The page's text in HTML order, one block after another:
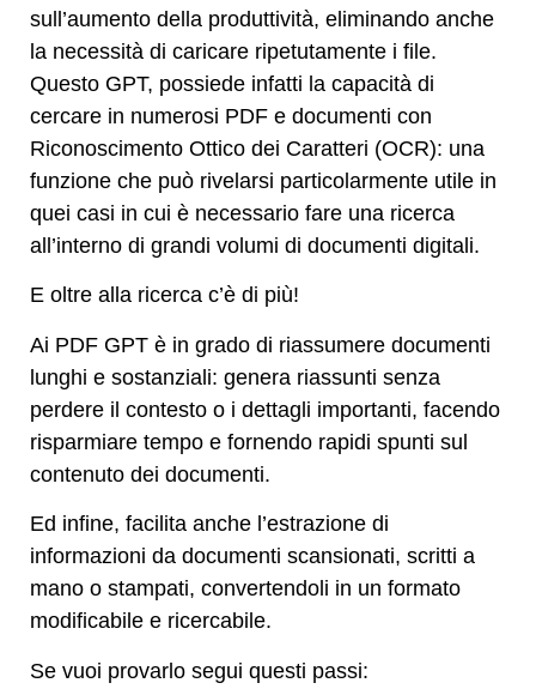
sull’aumento della produttività, eliminando anche
la necessità di caricare ripetutamente i file.
Questo GPT, possiede infatti la capacità di
cercare in numerosi PDF e documenti con
Riconoscimento Ottico dei Caratteri (OCR): una
funzione che può rivelarsi particolarmente utile in
quei casi in cui è necessario fare una ricerca
all’interno di grandi volumi di documenti digitali.
E oltre alla ricerca c’è di più!
Ai PDF GPT è in grado di riassumere documenti
lunghi e sostanziali: genera riassunti senza
perdere il contesto o i dettagli importanti, facendo
risparmiare tempo e fornendo rapidi spunti sul
contenuto dei documenti.
Ed infine, facilita anche l’estrazione di
informazioni da documenti scansionati, scritti a
mano o stampati, convertendoli in un formato
modificabile e ricercabile.
Se vuoi provarlo segui questi passi: